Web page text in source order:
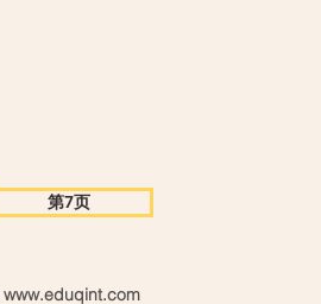
第7页
www.eduqint.com